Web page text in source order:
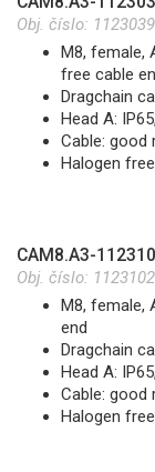
Obj. číslo:
M8, female,
free cable
Dragchain
Head A:
Cable: good
Halogen free
CAM8.A3-
Obj. číslo:
M8, female,
end
Dragchain
Head A:
Cable: good
Halogen free